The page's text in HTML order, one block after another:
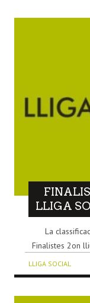
LLIGA
La
Finalistes 2on
LLIGA SOCIAL